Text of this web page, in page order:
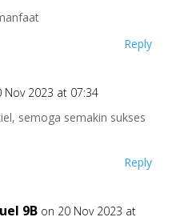
Reply
Nov 2023 at 07:34
semoga semakin sukses
Reply
9B on 20 Nov 2023 at